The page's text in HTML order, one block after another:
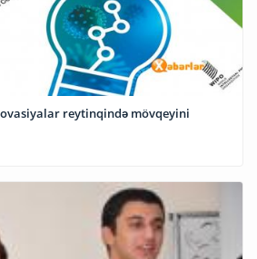
reytinqində mövqeyini